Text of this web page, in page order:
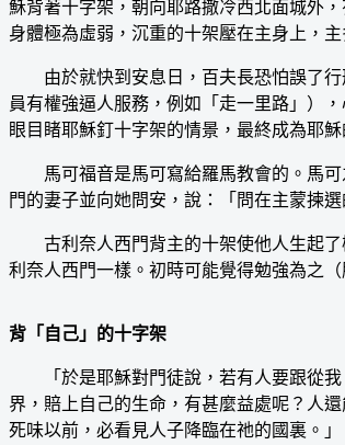
穌背著十字架，朝向耶路撒冷西北面城外
身體極為虛弱，沉重的十架壓在主身上，
由於就快到安息日，百夫長恐怕誤了行
員有權強逼人服務，例如「走一里路」）
眼目睹耶穌釘十字架的情景，最終成為耶
馬可福音是馬可寫給羅馬教會的。馬可
門的妻子並向她問安，說：「問在主蒙揀
古利奈人西門背主的十架使他人生起了
利奈人西門一樣。初時可能覺得勉強為之
背「自己」的十字架
「於是耶穌對門徒說，若有人要跟從我
界，賠上自己的生命，有甚麼益處呢？人
死味以前，必看見人子降臨在祂的國裏。